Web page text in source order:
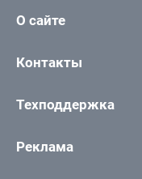
О сайте
Контакты
Техподдержка
Реклама